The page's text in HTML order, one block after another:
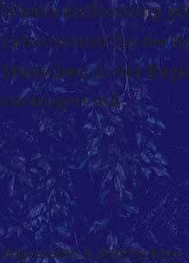
Wiederaufforstung
Lebensraum für die
Menschen in der
versorgen soll.
Impressum & Datenschutz